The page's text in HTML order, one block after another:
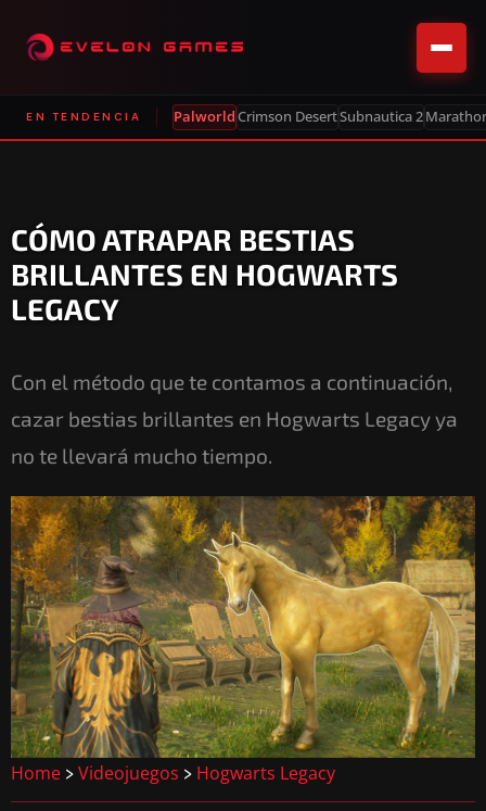
EN TENDENCIA PalworldCrimson DesertSubnautica 2
CÓMO ATRAPAR BESTIAS
BRILLANTES EN HOGWARTS
LEGACY
Con el método que te contamos a continuación,
cazar bestias brillantes en Hogwarts Legacy ya
no te llevará mucho tiempo.
Home > Videojuegos > Hogwarts Legacy